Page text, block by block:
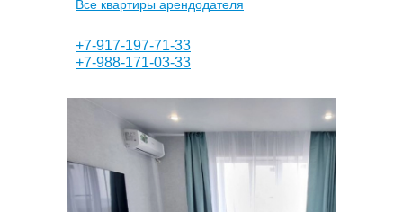
Все квартиры арендодателя
+7-917-197-71-33
+7-988-171-03-33